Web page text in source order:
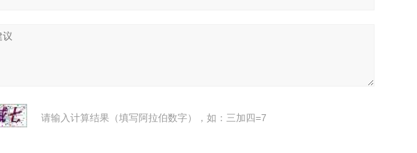
请输入计算结果（填写阿拉伯数字），如：三加四=7